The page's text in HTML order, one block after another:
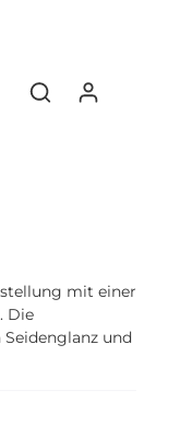
Sternen
mit einer
Die
und